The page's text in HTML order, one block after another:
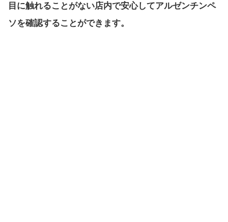
目に触れることがない店内で安心してアルゼンチンペ
ソを確認することができます。